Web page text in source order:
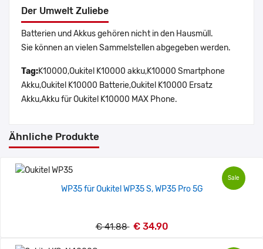
Der Umwelt Zuliebe
Batterien und Akkus gehören nicht in den Hausmüll.
Sie können an vielen Sammelstellen abgegeben werden.
Tag:K10000,Oukitel K10000 akku,K10000 Smartphone
Akku,Oukitel K10000 Batterie,Oukitel K10000 Ersatz
Akku,Akku für Oukitel K10000 MAX Phone.
Ähnliche Produkte
Sale
WP35 für Oukitel WP35 S, WP35 Pro 5G
€ 41.88 € 34.90